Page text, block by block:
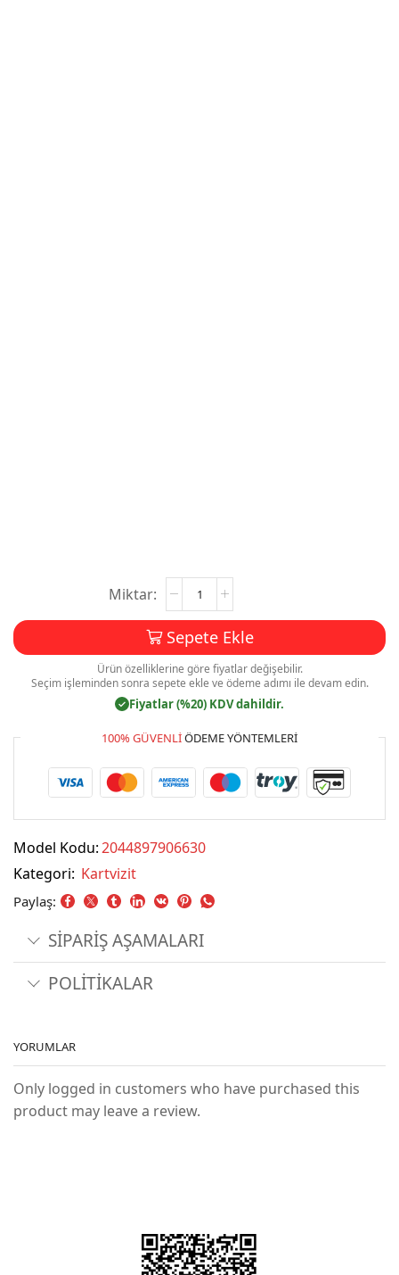
Kartvizit
Baskı
Mdl:V0183
adet
Sepete Ekle
Ürün özelliklerine göre fiyatlar değişebilir.
Seçim işleminden sonra sepete ekle ve ödeme adımı ile devam edin.
✓ Fiyatlar (%20) KDV dahildir.
100% GÜVENLIÖDEME YÖNTEMLERI
Model Kodu:2044897906630
Kategori: Kartvizit
Paylaş:
SİPARİŞ AŞAMALARI
POLİTİKALAR
YORUMLAR
Only logged in customers who have purchased this
product may leave a review.